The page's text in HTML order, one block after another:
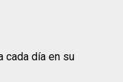
cada día en su